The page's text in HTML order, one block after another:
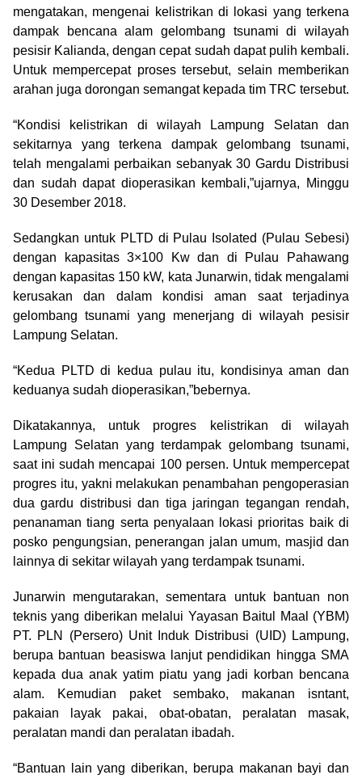
mengatakan, mengenai kelistrikan di lokasi yang terkena
dampak bencana alam gelombang tsunami di wilayah
pesisir Kalianda, dengan cepat sudah dapat pulih kembali.
Untuk mempercepat proses tersebut, selain memberikan
arahan juga dorongan semangat kepada tim TRC tersebut.
“Kondisi kelistrikan di wilayah Lampung Selatan dan
sekitarnya yang terkena dampak gelombang tsunami,
telah mengalami perbaikan sebanyak 30 Gardu Distribusi
dan sudah dapat dioperasikan kembali,”ujarnya, Minggu
30 Desember 2018.
Sedangkan untuk PLTD di Pulau Isolated (Pulau Sebesi)
dengan kapasitas 3×100 Kw dan di Pulau Pahawang
dengan kapasitas 150 kW, kata Junarwin, tidak mengalami
kerusakan dan dalam kondisi aman saat terjadinya
gelombang tsunami yang menerjang di wilayah pesisir
Lampung Selatan.
“Kedua PLTD di kedua pulau itu, kondisinya aman dan
keduanya sudah dioperasikan,”bebernya.
Dikatakannya, untuk progres kelistrikan di wilayah
Lampung Selatan yang terdampak gelombang tsunami,
saat ini sudah mencapai 100 persen. Untuk mempercepat
progres itu, yakni melakukan penambahan pengoperasian
dua gardu distribusi dan tiga jaringan tegangan rendah,
penanaman tiang serta penyalaan lokasi prioritas baik di
posko pengungsian, penerangan jalan umum, masjid dan
lainnya di sekitar wilayah yang terdampak tsunami.
Junarwin mengutarakan, sementara untuk bantuan non
teknis yang diberikan melalui Yayasan Baitul Maal (YBM)
PT. PLN (Persero) Unit Induk Distribusi (UID) Lampung,
berupa bantuan beasiswa lanjut pendidikan hingga SMA
kepada dua anak yatim piatu yang jadi korban bencana
alam. Kemudian paket sembako, makanan isntant,
pakaian layak pakai, obat-obatan, peralatan masak,
peralatan mandi dan peralatan ibadah.
“Bantuan lain yang diberikan, berupa makanan bayi dan